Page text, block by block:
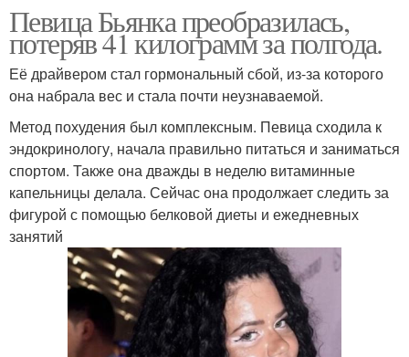
Певица Бьянка преобразилась,
потеряв 41 килограмм за полгода.
Её драйвером стал гормональный сбой, из-за которого
она набрала вес и стала почти неузнаваемой.
Метод похудения был комплексным. Певица сходила к
эндокринологу, начала правильно питаться и заниматься
спортом. Также она дважды в неделю витаминные
капельницы делала. Сейчас она продолжает следить за
фигурой с помощью белковой диеты и ежедневных
занятий